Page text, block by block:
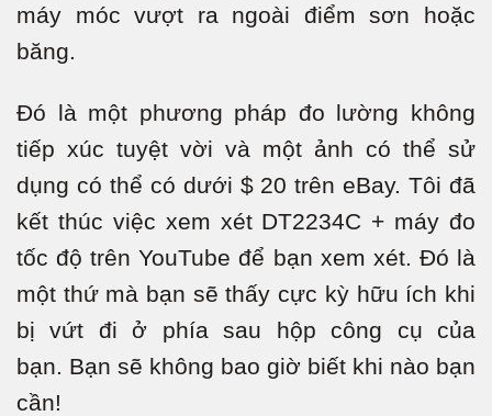
máy móc vượt ra ngoài điểm sơn hoặc
băng.
Đó là một phương pháp đo lường không
tiếp xúc tuyệt vời và một ảnh có thể sử
dụng có thể có dưới $ 20 trên eBay. Tôi đã
kết thúc việc xem xét DT2234C + máy đo
tốc độ trên YouTube để bạn xem xét. Đó là
một thứ mà bạn sẽ thấy cực kỳ hữu ích khi
bị vứt đi ở phía sau hộp công cụ của
bạn. Bạn sẽ không bao giờ biết khi nào bạn
cần!